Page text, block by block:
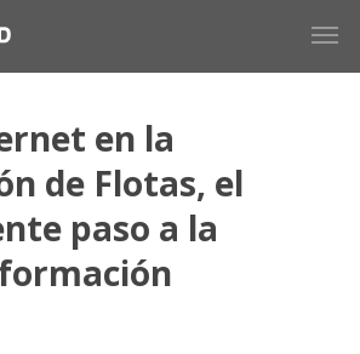
en la
de Flotas, el
paso a la